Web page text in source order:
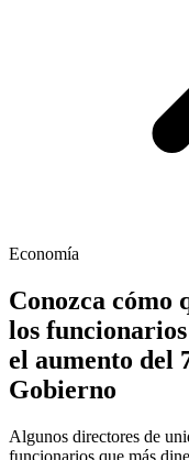
Economía
Conozca cómo
los
el aumento del
Gobierno
Algunos directores de